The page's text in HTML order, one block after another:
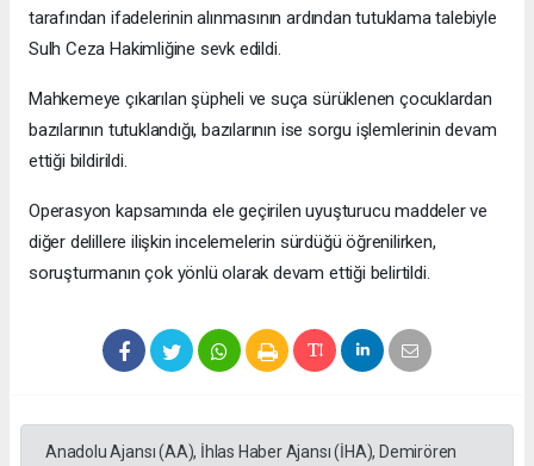
tarafından ifadelerinin alınmasının ardından tutuklama talebiyle
Sulh Ceza Hakimliğine sevk edildi.
Mahkemeye çıkarılan şüpheli ve suça sürüklenen çocuklardan
bazılarının tutuklandığı, bazılarının ise sorgu işlemlerinin devam
ettiği bildirildi.
Operasyon kapsamında ele geçirilen uyuşturucu maddeler ve
diğer delillere ilişkin incelemelerin sürdüğü öğrenilirken,
soruşturmanın çok yönlü olarak devam ettiği belirtildi.
Anadolu Ajansı (AA), İhlas Haber Ajansı (İHA), Demirören